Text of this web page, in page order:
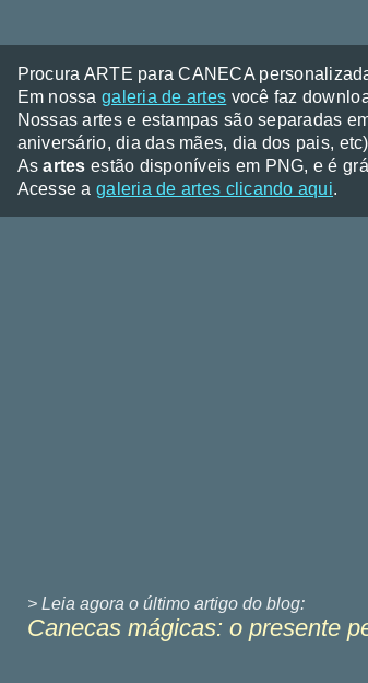
Procura ARTE para CANECA
Em nossa galeria de artes você faz
Nossas artes e estampas são separadas
aniversário, dia das mães, dia dos pais,
Asartes estão disponíveis em PNG, e é
Acesse a galeria de artes clicando aqui.
> Leia agora o último artigo do blog:
Canecas mágicas: o presente